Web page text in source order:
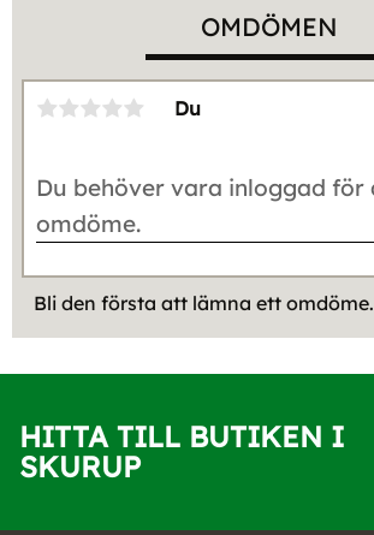
OMDÖMEN
Du
Bli den första att lämna ett omdöme.
HITTA TILL BUTIKEN I
SKURUP